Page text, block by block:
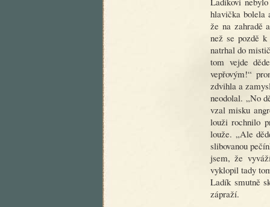
hlavička bolela
že na zahradě
než se pozdě
natrhal do
tom vejde
vepřovým!“
zdvihla a
neodolal. „No
vzal misku
louži rochnilo
louže. „Ale
slibovanou
jsem, že
vyklopil tady
Ladík smutně
zápraží.